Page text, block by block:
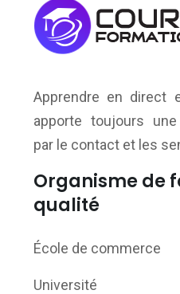
Apprendre en direct
apporte toujours
par le contact et les
Organisme de
qualité
École de commerce
Université